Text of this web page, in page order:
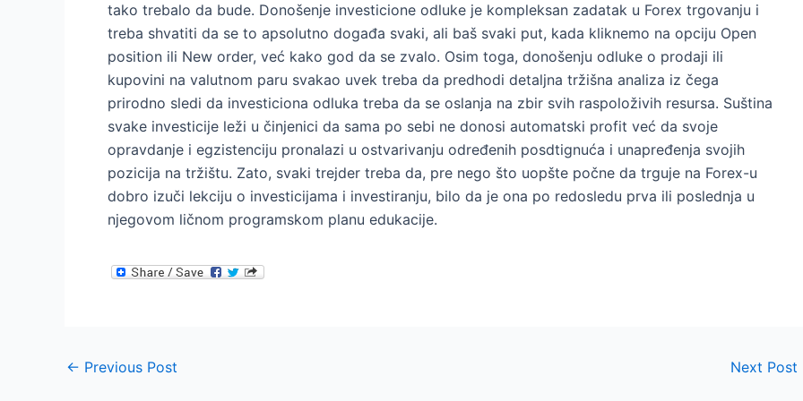
tako trebalo da bude. Donošenje investicione odluke je kompleksan zadatak u Forex trgovanju i
treba shvatiti da se to apsolutno događa svaki, ali baš svaki put, kada kliknemo na opciju Open
position ili New order, već kako god da se zvalo. Osim toga, donošenju odluke o prodaji ili
kupovini na valutnom paru svakao uvek treba da predhodi detaljna tržišna analiza iz čega
prirodno sledi da investiciona odluka treba da se oslanja na zbir svih raspoloživih resursa. Suština
svake investicije leži u činjenici da sama po sebi ne donosi automatski profit već da svoje
opravdanje i egzistenciju pronalazi u ostvarivanju određenih posdtignuća i unapređenja svojih
pozicija na tržištu. Zato, svaki trejder treba da, pre nego što uopšte počne da trguje na Forex-u
dobro izuči lekciju o investicijama i investiranju, bilo da je ona po redosledu prva ili poslednja u
njegovom ličnom programskom planu edukacije.
Post
← Previous Post Next Post